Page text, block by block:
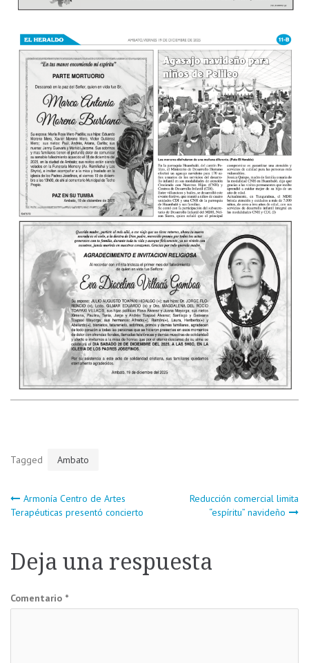
Tagged Ambato
Navegación
entradas
Armonía Centro de Artes
Terapéuticas presentó concierto
Reducción comercial limita
“espíritu” navideño
Deja una respuesta
Comentario *